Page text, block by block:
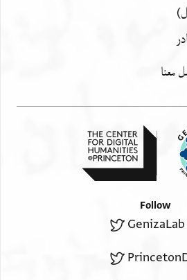
معنا
Follow
GenizaLab